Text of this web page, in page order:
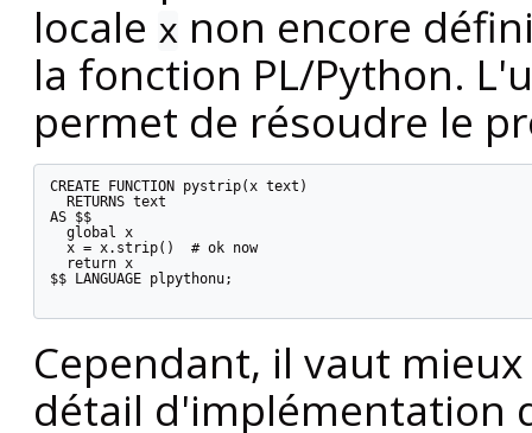
locale x non encore
la fonction PL/Python.
permet de résoudre le
CREATE FUNCTION pystrip(x text)
  RETURNS text
AS $$
  global x
  x = x.strip()  # ok now
  return x
$$ LANGUAGE plpythonu;
Cependant, il vaut
détail d'implémentation